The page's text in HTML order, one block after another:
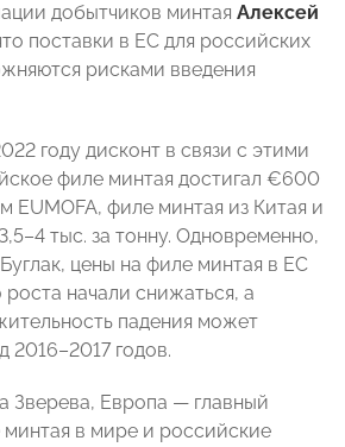
добытчиков минтая Алексей
поставки в ЕС для российских
рисками введения
году дисконт в связи с этими
филе минтая достигал €600
EUMOFA, филе минтая из Китая и
тыс. за тонну. Одновременно,
цены на филе минтая в ЕС
роста начали снижаться, а
падения может
2016–2017 годов.
Зверева, Европа — главный
в мире и российские